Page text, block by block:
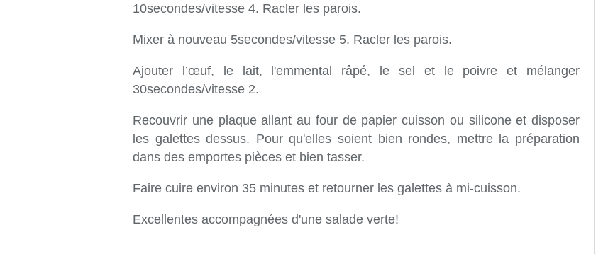
10secondes/vitesse 4. Racler les parois.
Mixer à nouveau 5secondes/vitesse 5. Racler les parois.
Ajouter l’œuf, le lait, l'emmental râpé, le sel et le poivre et mélanger
30secondes/vitesse 2.
Recouvrir une plaque allant au four de papier cuisson ou silicone et disposer
les galettes dessus. Pour qu'elles soient bien rondes, mettre la préparation
dans des emportes pièces et bien tasser.
Faire cuire environ 35 minutes et retourner les galettes à mi-cuisson.
Excellentes accompagnées d'une salade verte!